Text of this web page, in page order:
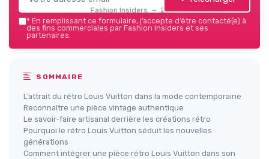
Fashion Insiders — 2026
* En remplissant ce formulaire, j’accepte d’être contacté(e) à
des fins commerciales par Fashion Insiders et ses
partenaires.
SOMMAIRE
L’attrait du rétro Louis Vuitton dans la mode contemporaine
Reconnaître une pièce vintage authentique
Le savoir-faire artisanal derrière les créations rétro
Pourquoi le rétro Louis Vuitton séduit les nouvelles
générations
Comment intégrer une pièce rétro Louis Vuitton dans son